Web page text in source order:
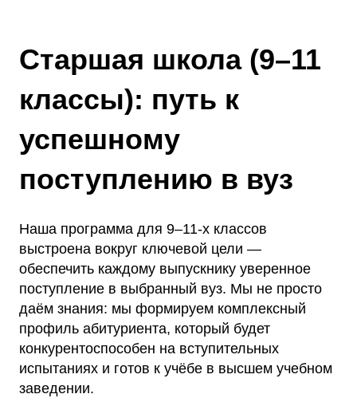
Старшая школа (9–11
классы): путь к
успешному
поступлению в вуз
Наша программа для 9–11-х классов
выстроена вокруг ключевой цели —
обеспечить каждому выпускнику уверенное
поступление в выбранный вуз. Мы не просто
даём знания: мы формируем комплексный
профиль абитуриента, который будет
конкурентоспособен на вступительных
испытаниях и готов к учёбе в высшем учебном
заведении.